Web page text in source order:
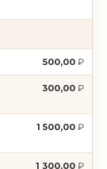
500,00
300,00
1 500,00
1 300,00